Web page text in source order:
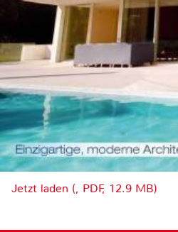
Jetzt laden (, PDF, 12.9 MB)